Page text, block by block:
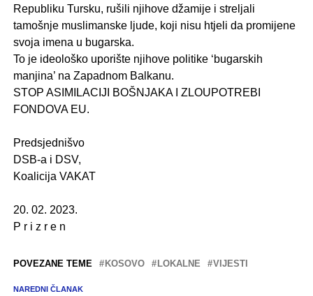
Republiku Tursku, rušili njihove džamije i streljali
tamošnje muslimanske ljude, koji nisu htjeli da promijene
svoja imena u bugarska.
To je ideološko uporište njihove politike ‘bugarskih
manjina’ na Zapadnom Balkanu.
STOP ASIMILACIJI BOŠNJAKA I ZLOUPOTREBI
FONDOVA EU.
Predsjednišvo
DSB-a i DSV,
Koalicija VAKAT
20. 02. 2023.
P r i z r e n
POVEZANE TEME KOSOVO LOKALNE VIJESTI
NAREDNI ČLANAK